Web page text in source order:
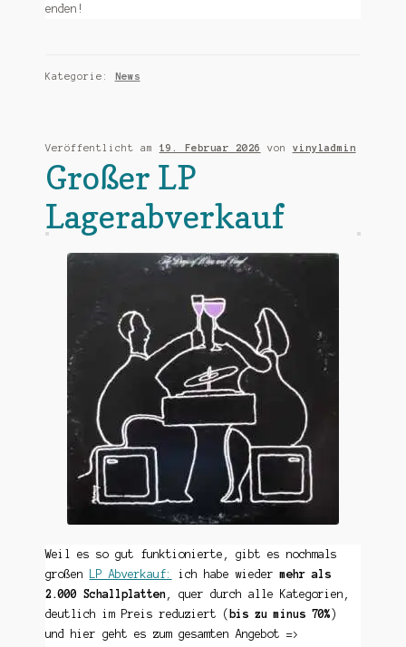
enden!
Kategorie: News
Veröffentlicht am 19. Februar 2026 von vinyladmin
Großer LP
Lagerabverkauf
Weil es so gut funktionierte, gibt es nochmals
großen
LP Abverkauf: ich habe wiedermehr als
2.000 Schallplatten, quer durch alle Kategorien,
deutlich im Preis reduziert ( bis zu minus 70% )
und hier geht es zum gesamten Angebot =>